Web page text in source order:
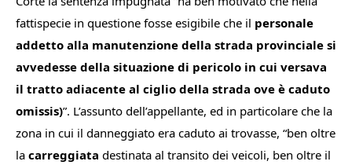
fattispecie in questione fosse esigibile che il personale
addetto alla manutenzione della strada provinciale si
avvedesse della situazione di pericolo in cui versava
il tratto adiacente al ciglio della strada ove è caduto
omissis)”. L’assunto dell’appellante, ed in particolare che la
zona in cui il danneggiato era caduto ai trovasse, “ben oltre
la carreggiata destinata al transito dei veicoli, ben oltre il